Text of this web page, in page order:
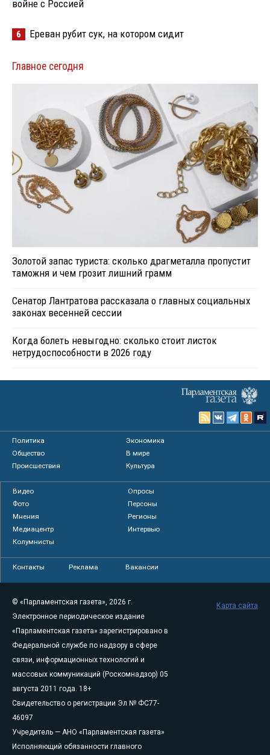
войне с Россией
6 Ереван рубит сук, на котором сидит
Главное сегодня
Золотой запас туриста: сколько драгметалла пропустит
таможня и чем грозит лишний грамм
Сенатор Лантратова рассказала о главных социальных
законах весенней сессии
Когда болеть невыгодно: сколько стоит листок
нетрудоспособности в 2026 году
Политика
Экономика
Общество
В мире
Происшествия
Культура
Видео
Опросы
Фото
Персоны
Мнения
Регионы
Медиацентр
Интервью
Колумнисты
Контакты Реклама Вакансии
© «Парламентская газета», 2026 г.
Электронное периодическое издание
«Парламентская газета» зарегистрировано в
Федеральной службе по надзору в сфере
связи, информационных технологий и
массовых коммуникаций (Роскомнадзор) 05
августа 2011 года. 18+
Свидетельство о регистрации Эл № ФС77-
46097
Учредитель — АНО «Парламентская газета»
Исполняющий обязанности главного
Карта сайта